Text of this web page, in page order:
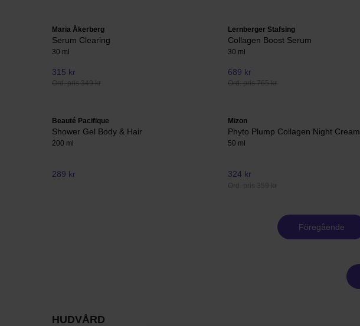
Maria Åkerberg
Serum Clearing
30 ml
315 kr
Ord. pris 349 kr
Lernberger Stafsing
Collagen Boost Serum
30 ml
689 kr
Ord. pris 765 kr
Beauté Pacifique
Shower Gel Body & Hair
200 ml
289 kr
Mizon
Phyto Plump Collagen Night Cream
50 ml
324 kr
Ord. pris 359 kr
Föregående
HUDVÅRD